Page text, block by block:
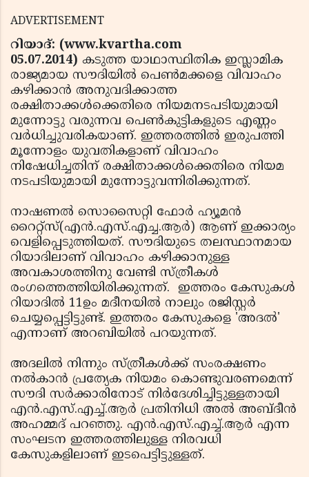
ADVERTISEMENT
റിയാദ്: (www.kvartha.com
05.07.2014) കടുത്ത യാഥാസ്ഥിതിക ഇസ്ലാമിക
രാജ്യമായ സൗദിയില്‍ പെണ്‍മക്കളെ വിവാഹം
കഴിക്കാന്‍ അനുവദിക്കാത്ത
രക്ഷിതാക്കള്‍ക്കെതിരെ നിയമനടപടിയുമായി
മുന്നോട്ടു വരുന്നവ പെണ്‍കുട്ടികളുടെ എണ്ണം
വര്‍ധിച്ചുവരികയാണ്. ഇത്തരത്തില്‍ ഇരുപത്തി
മൂന്നോളം യുവതികളാണ് വിവാഹം
നിഷേധിച്ചതിന് രക്ഷിതാക്കള്‍ക്കെതിരെ നിയമ
നടപടിയുമായി മുന്നോട്ടുവന്നിരിക്കുന്നത്.
നാഷണല്‍ സൊസൈറ്റി ഫോര്‍ ഹ്യൂമന്‍
റൈറ്റ്‌സ്(എന്‍.എസ്.എച്ച.ആര്‍) ആണ് ഇക്കാര്യം
വെളിപ്പെടുത്തിയത്. സൗദിയുടെ തലസ്ഥാനമായ
റിയാദിലാണ് വിവാഹം കഴിക്കാനുള്ള
അവകാശത്തിനു വേണ്ടി സ്ത്രീകള്‍
രംഗത്തെത്തിയിരിക്കുന്നത്. ഇത്തരം കേസുകള്‍
റിയാദില്‍ 11ഉം മദീനയില്‍ നാലും രജിസ്റ്റര്‍
ചെയ്യപ്പെട്ടിട്ടുണ്ട്. ഇത്തരം കേസുകളെ 'അദല്‍'
എന്നാണ് അറബിയില്‍ പറയുന്നത്.
അദലില്‍ നിന്നും സ്ത്രീകള്‍ക്ക് സംരക്ഷണം
നല്‍കാന്‍ പ്രത്യേക നിയമം കൊണ്ടുവരണമെന്ന്
സൗദി സര്‍ക്കാരിനോട് നിര്‍ദേശിച്ചിട്ടുള്ളതായി
എന്‍.എസ്.എച്ച്.ആര്‍ പ്രതിനിധി അല്‍ അബ്ദീന്‍
അഹമ്മദ് പറഞ്ഞു. എന്‍.എസ്.എച്ച്.ആര്‍ എന്ന
സംഘടന ഇത്തരത്തിലുള്ള നിരവധി
കേസുകളിലാണ് ഇടപെട്ടിട്ടുള്ളത്.